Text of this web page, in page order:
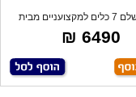
סט מושלם 7 כלים למקצועניים מבית
מילווקי
6490 ₪